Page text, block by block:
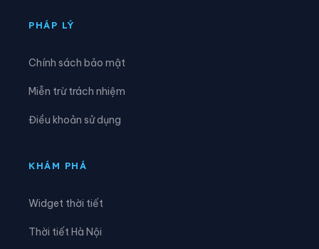
Xã Nam Ninh Hòa
Xã Tây Khánh Sơn
PHÁP LÝ
Chính sách bảo mật
Miễn trừ trách nhiệm
Điều khoản sử dụng
KHÁM PHÁ
Widget thời tiết
Thời tiết Hà Nội